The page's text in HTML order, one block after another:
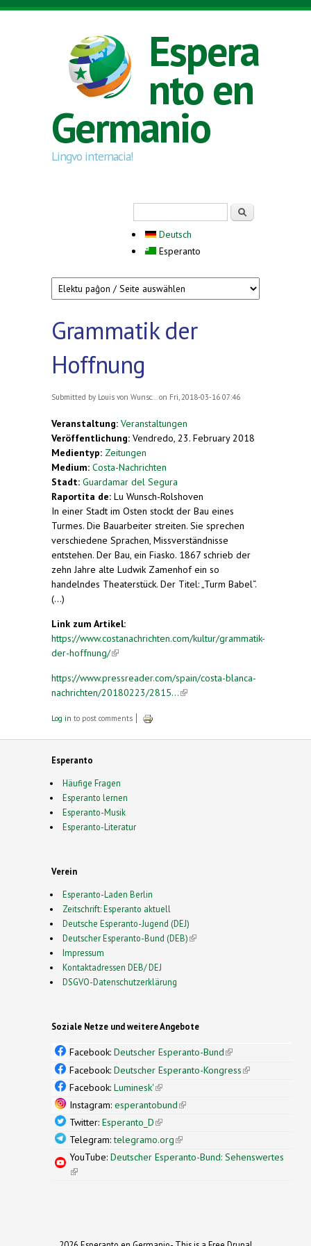
Skip to main content
Espera
nto en
Germanio
Lingvo internacia!
Deutsch
Esperanto
Grammatik der
Hoffnung
Submitted by Louis von Wunsc... on Fri, 2018-03-16 07:46
Veranstaltung: Veranstaltungen
Veröffentlichung: Vendredo, 23. February 2018
Medientyp: Zeitungen
Medium: Costa-Nachrichten
Stadt: Guardamar del Segura
Raportita de: Lu Wunsch-Rolshoven
In einer Stadt im Osten stockt der Bau eines
Turmes. Die Bauarbeiter streiten. Sie sprechen
verschiedene Sprachen, Missverständnisse
entstehen. Der Bau, ein Fiasko. 1867 schrieb der
zehn Jahre alte Ludwik Zamenhof ein so
handelndes Theaterstück. Der Titel: „Turm Babel“.
(...)
Link zum Artikel:
https://www.costanachrichten.com/kultur/grammatik-
der-hoffnung/(link is external)
https://www.pressreader.com/spain/costa-blanca-
nachrichten/20180223/2815...(link is external)
Log in to post comments
Esperanto
Häufige Fragen
Esperanto lernen
Esperanto-Musik
Esperanto-Literatur
Verein
Esperanto-Laden Berlin
Zeitschrift: Esperanto aktuell
Deutsche Esperanto-Jugend (DEJ)
Deutscher Esperanto-Bund (DEB)(link is external)
Impressum
Kontaktadressen DEB/ DEJ
DSGVO-Datenschutzerklärung
Soziale Netze und weitere Angebote
Facebook: Deutscher Esperanto-Bund(link is
external)
Facebook: Deutscher Esperanto-Kongress(link is
Facebook: Luminesk'(link is external)
Instagram: esperantobund(link is external)
Twitter: Esperanto_D(link is external)
Telegram:telegramo.org(link is external)
YouTube: Deutscher Esperanto-Bund: Sehenswertes
(link is external)